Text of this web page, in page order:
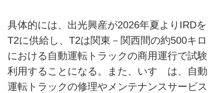
具体的には、出光興産が2026年夏よりIRDを
T2に供給し、T2は関東－関西間の約500キロ
における自動運転トラックの商用運行で試験
利用することになる。また、いすゞは、自動
運転トラックの修理やメンテナンスサービス